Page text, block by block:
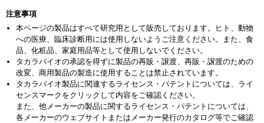
注意事項
本ページの製品はすべて研究用として販売しております。ヒト、動物
への医療、臨床診断用には使用しないようご注意ください。また、食
品、化粧品、家庭用品等として使用しないでください。
タカラバイオの承認を得ずに製品の再販・譲渡、再販・譲渡のための
改変、商用製品の製造に使用することは禁止されています。
タカラバイオ製品に関連するライセンス・パテントについては、ライ
センスマークをクリックして内容をご確認ください。
また、他メーカーの製品に関するライセンス・パテントについては、
各メーカーのウェブサイトまたはメーカー発行のカタログ等でご確認